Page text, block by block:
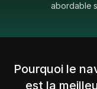
abordable
Pourquoi le
est la